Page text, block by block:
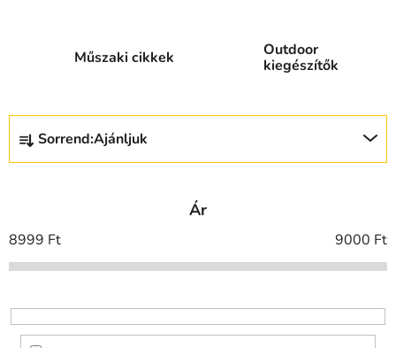
Műszaki cikkek
Outdoor
kiegészítők
T
r
k
e
r
e
Sorrend:Ajánljuk
Ár
8999 Ft 9000 Ft